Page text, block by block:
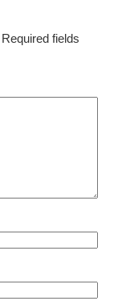
Required fields